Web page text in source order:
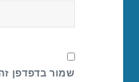
שמור בדפדפן